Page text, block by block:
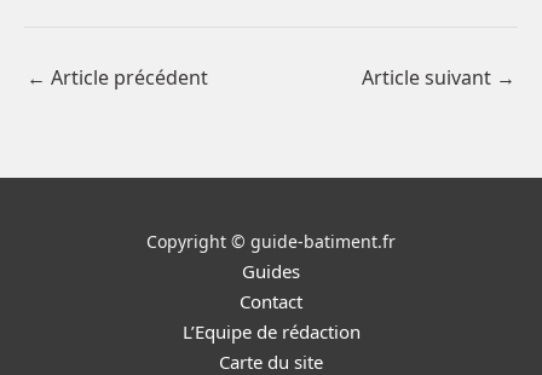
← Article précédent Article suivant →
Copyright © guide-batiment.fr
Guides
Contact
L’Equipe de rédaction
Carte du site